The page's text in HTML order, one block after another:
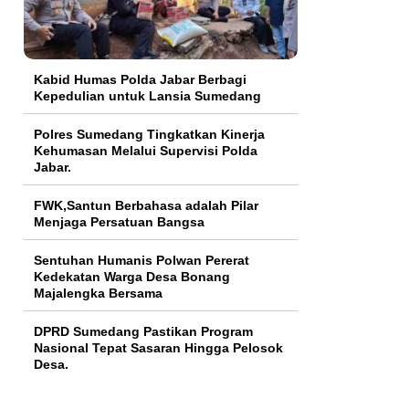
Kabid Humas Polda Jabar Berbagi
Kepedulian untuk Lansia Sumedang
Polres Sumedang Tingkatkan Kinerja
Kehumasan Melalui Supervisi Polda
Jabar.
FWK,Santun Berbahasa adalah Pilar
Menjaga Persatuan Bangsa
Sentuhan Humanis Polwan Pererat
Kedekatan Warga Desa Bonang
Majalengka Bersama
DPRD Sumedang Pastikan Program
Nasional Tepat Sasaran Hingga Pelosok
Desa.